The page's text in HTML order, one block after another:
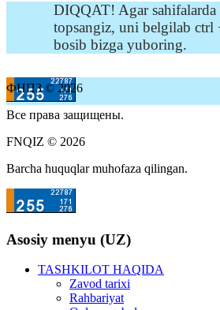
DIQQAT! Agar
topsangiz, uni belgilab ctrl
bosib bizga yuboring.
ФНПЗ © 2026
Все права защищены.
FNQIZ © 2026
Barcha huquqlar muhofaza qilingan.
Asosiy menyu (UZ)
TASHKILOT HAQIDA
Zavod tarixi
Rahbariyat